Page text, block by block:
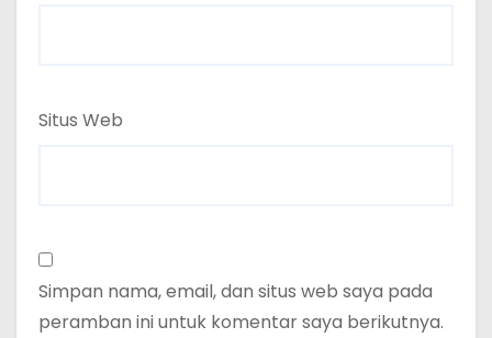
Situs Web
Simpan nama, email, dan situs web saya pada
peramban ini untuk komentar saya berikutnya.